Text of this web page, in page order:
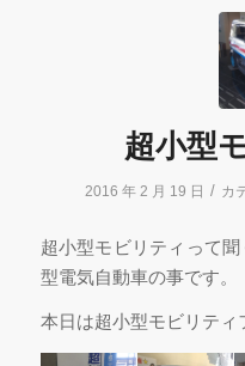
超小型
2016 年 2 月 19 日 / カ
超小型モビリティって
型電気自動車の事です。
本日は超小型モビリティ